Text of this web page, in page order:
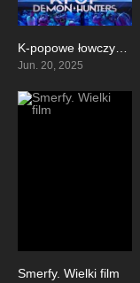
7.9
K-popowe łowczynie demonów
Jun. 20, 2025
0
Smerfy. Wielki film